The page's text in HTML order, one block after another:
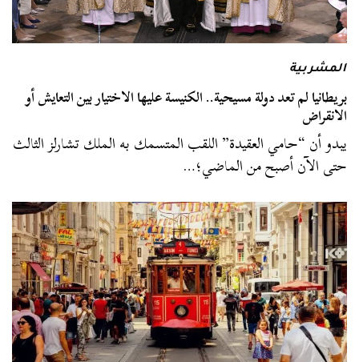
المشربية
بريطانيا لم تعد دولة مسيحية.. الكنيسة عليها الاختيار بين التعايش أو
الانقراض
يبدو أن “حامي العقيدة” اللقب المتسمك به الملك تشارلز الثالث
حتى الآن أصبح من الماضي؛…